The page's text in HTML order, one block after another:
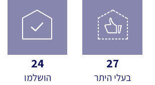
27
בעלי היתר
24
הושלמו